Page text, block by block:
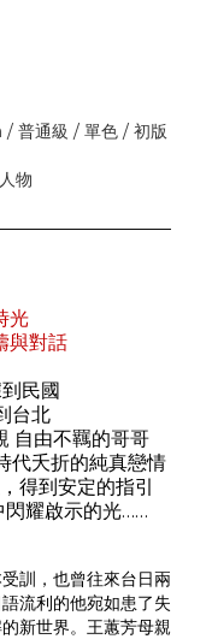
/ 普通級 / 單色 / 初版
物
光
與對話
民國
台北
自由不羈的哥哥
代夭折的純真戀情
得到安定的指引
閃耀啟示的光……
訓，也曾往來台日兩
流利的他宛如患了失
新世界。王蕙芳母親